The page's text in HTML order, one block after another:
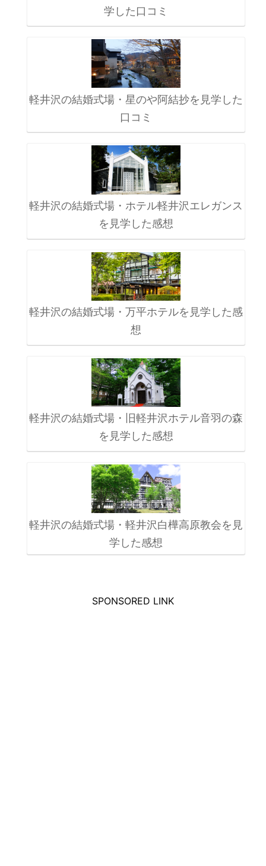
学した口コミ
軽井沢の結婚式場・星のや阿結抄を見学した
口コミ
軽井沢の結婚式場・ホテル軽井沢エレガンス
を見学した感想
軽井沢の結婚式場・万平ホテルを見学した感
想
軽井沢の結婚式場・旧軽井沢ホテル音羽の森
を見学した感想
軽井沢の結婚式場・軽井沢白樺高原教会を見
学した感想
SPONSORED LINK